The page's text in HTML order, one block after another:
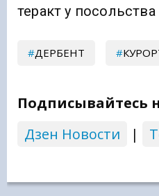
теракт у
ДЕРБЕНТ
Подписывайтесь
Дзен Новости
|